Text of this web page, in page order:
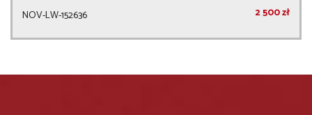
NOV-LW-152636 2 500 zł